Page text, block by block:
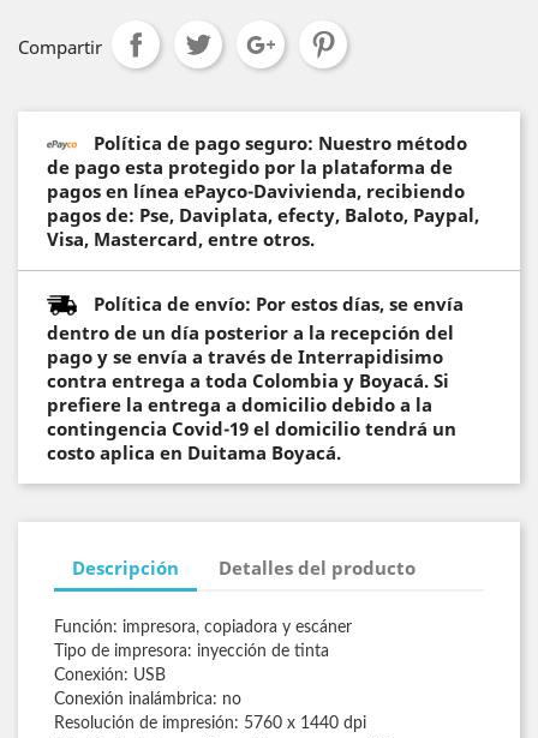
Compartir
Política de pago seguro: Nuestro método
de pago esta protegido por la plataforma de
pagos en línea ePayco-Davivienda, recibiendo
pagos de: Pse, Daviplata, efecty, Baloto, Paypal,
Visa, Mastercard, entre otros.
Política de envío: Por estos días, se envía
dentro de un día posterior a la recepción del
pago y se envía a través de Interrapidisimo
contra entrega a toda Colombia y Boyacá. Si
prefiere la entrega a domicilio debido a la
contingencia Covid-19 el domicilio tendrá un
costo aplica en Duitama Boyacá.
Descripción Detalles del producto
Función: impresora, copiadora y escáner
Tipo de impresora: inyección de tinta
Conexión: USB
Conexión inalámbrica: no
Resolución de impresión: 5760 x 1440 dpi